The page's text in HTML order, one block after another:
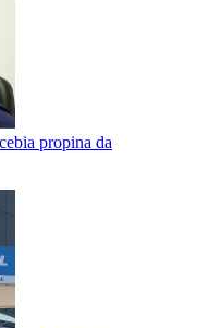
propina da